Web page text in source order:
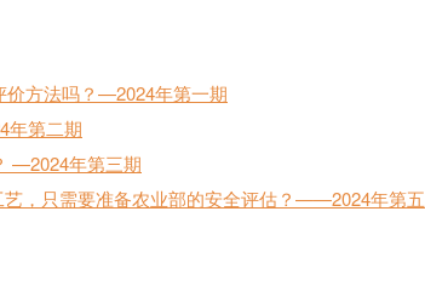
价方法吗？—2024年第一期
年第二期
—2024年第三期
，只需要准备农业部的安全评估？——2024年第五